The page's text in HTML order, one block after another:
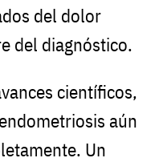
del dolor
del diagnóstico.
científicos,
aún
Un